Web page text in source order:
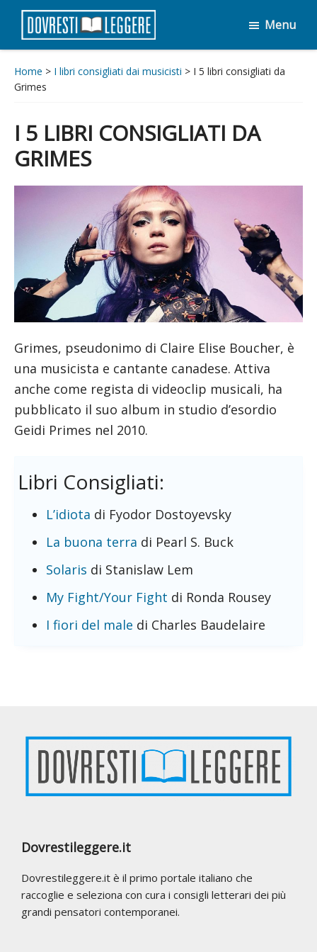
Passa
contenuto
principale
Passa
piè
pagina
Dovresti
Menu
Home > I libri consigliati dai musicisti > I 5 libri consigliati da
Grimes
I 5 LIBRI CONSIGLIATI DA
GRIMES
Grimes, pseudonimo di Claire Elise Boucher, è
una musicista e cantante canadese. Attiva
anche come regista di videoclip musicali, ha
pubblicato il suo album in studio d’esordio
Geidi Primes nel 2010.
Libri Consigliati:
L’idiota di Fyodor Dostoyevsky
La buona terra di Pearl S. Buck
Solaris di Stanislaw Lem
My Fight/Your Fight di Ronda Rousey
I fiori del male di Charles Baudelaire
Footer
Dovrestileggere.it
Dovrestileggere.it è il primo portale italiano che
raccoglie e seleziona con cura i consigli letterari dei più
grandi pensatori contemporanei.